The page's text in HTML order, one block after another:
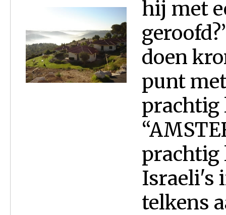
hij met
doen
punt
prachtig
prachtig
Israeli's
telkens